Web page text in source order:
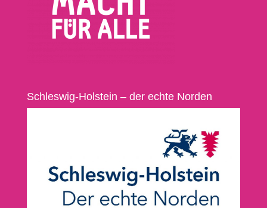
Schleswig-Holstein – der echte Norden